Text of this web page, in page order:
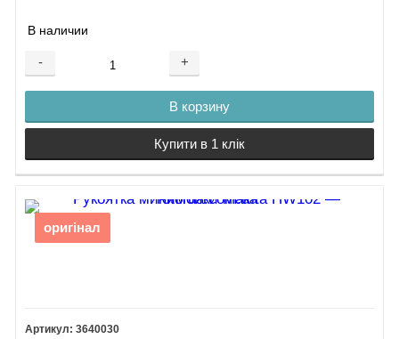
В наличии
- +
В корзину
Купити в 1 клік
оригінал
3640030